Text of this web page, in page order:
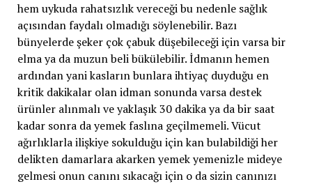
hem uykuda rahatsızlık vereceği bu nedenle sağlık
açısından faydalı olmadığı söylenebilir. Bazı
bünyelerde şeker çok çabuk düşebileceği için varsa bir
elma ya da muzun beli bükülebilir. İdmanın hemen
ardından yani kasların bunlara ihtiyaç duyduğu en
kritik dakikalar olan idman sonunda varsa destek
ürünler alınmalı ve yaklaşık 30 dakika ya da bir saat
kadar sonra da yemek faslına geçilmemeli. Vücut
ağırlıklarla ilişkiye sokulduğu için kan bulabildiği her
delikten damarlara akarken yemek yemenizle mideye
gelmesi onun canını sıkacağı için o da sizin canınızı